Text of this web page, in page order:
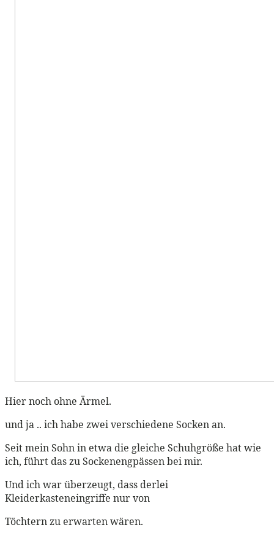
Hier noch ohne Ärmel.
und ja .. ich habe zwei verschiedene Socken an.
Seit mein Sohn in etwa die gleiche Schuhgröße hat wie
ich, führt das zu Sockenengpässen bei mir.
Und ich war überzeugt, dass derlei
Kleiderkasteneingriffe nur von
Töchtern zu erwarten wären.